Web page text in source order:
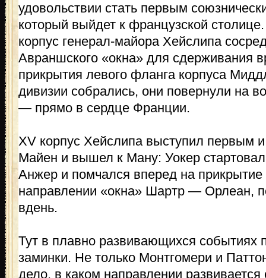
удовольствии стать первым
который выйдет к французской
корпус генерал-майора Хейслипа
Авраншского «окна» для сдерживания
прикрытия левого фланга корпуса
дивизии собрались, они повернули на
— прямо в сердце Франции.
XV корпус Хейслипа выступил первым
Майен и вышел к Ману: Уокер стартовал
Анжер и помчался вперед на
направлении «окна» Шартр — Орлеан,
вдень.
Тут в плавно развивающихся событиях
заминки. Не только Монтгомери и
дело, в каком направлении развивается